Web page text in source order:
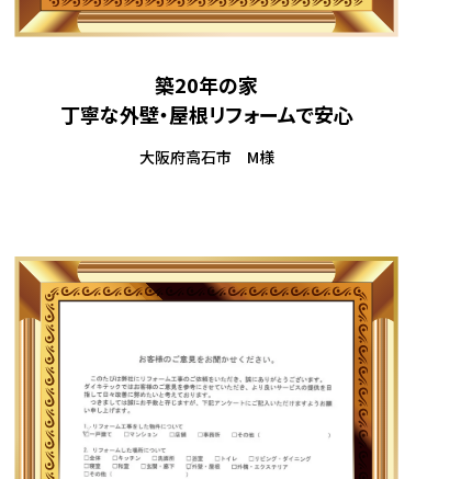
築20年の家
丁寧な外壁・屋根リフォームで安心
大阪府高石市 M様